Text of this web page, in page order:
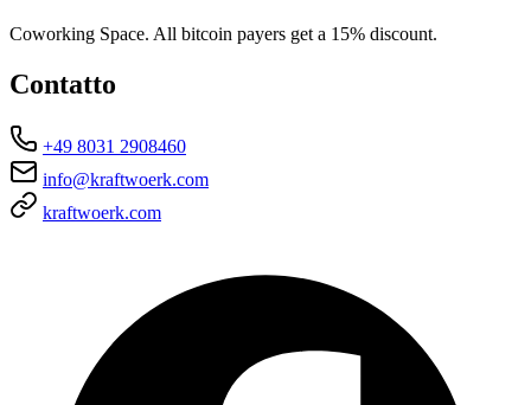
Coworking Space. All bitcoin payers get a 15% discount.
Contatto
+49 8031 2908460
info@kraftwoerk.com
kraftwoerk.com